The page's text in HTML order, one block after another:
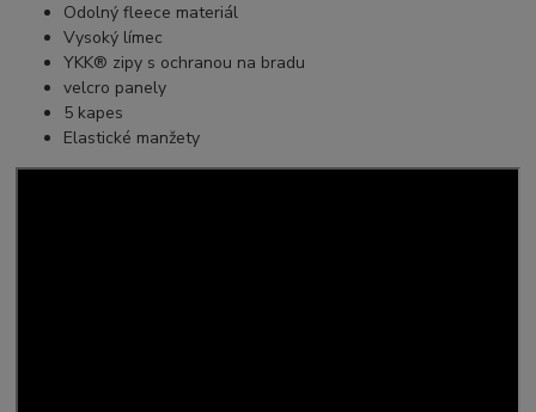
Odolný fleece materiál
Vysoký límec
YKK® zipy s ochranou na bradu
velcro panely
5 kapes
Elastické manžety